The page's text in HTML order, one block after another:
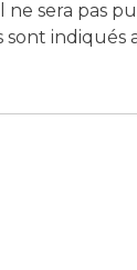
ne sera pas
sont indiqués